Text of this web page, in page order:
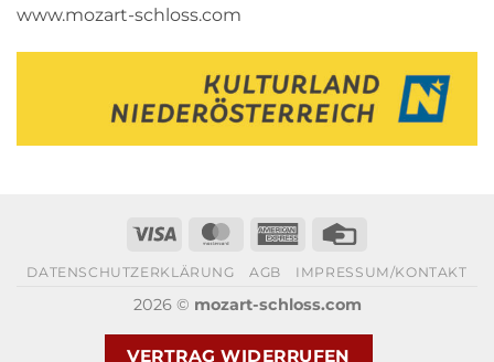
www.mozart-schloss.com
Visa MasterCardAmerican
DATENSCHUTZERKLÄRUNG AGB IMPRESSUM/KONTAKT
2026 © mozart-schloss.com
VERTRAG WIDERRUFEN